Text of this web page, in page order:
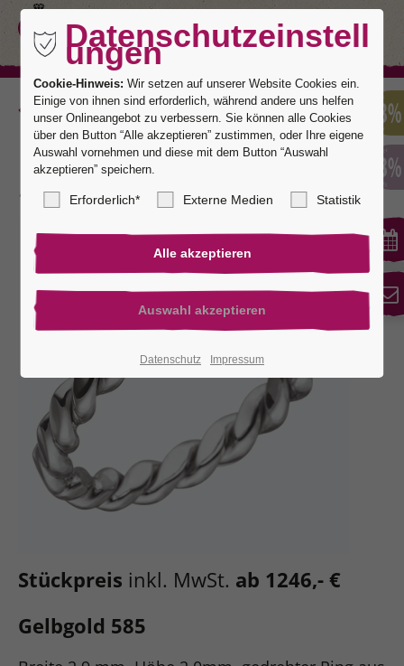
Zurück
Kordelring 10
Stückpreis inkl. MwSt. ab 1246,- €
Gelbgold 585
Datenschutzeinstell
ungen
Cookie-Hinweis: Wir setzen auf unserer Website Cookies ein.
Einige von ihnen sind erforderlich, während andere uns helfen
unser Onlineangebot zu verbessern. Sie können alle Cookies
über den Button “Alle akzeptieren” zustimmen, oder Ihre eigene
Auswahl vornehmen und diese mit dem Button “Auswahl
akzeptieren” speichern.
Erforderlich* Externe Medien Statistik
Datenschutz Impressum